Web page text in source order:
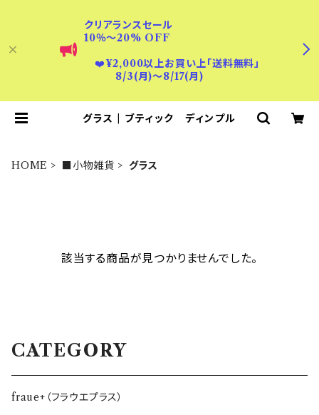
クリアランスセール
10％〜20% OFF
❤️¥2,000以上お買い上「送料無料」
8/3(月)〜8/17(月)
グラス | ブティック ディンプル
HOME ■小物雑貨 グラス
該当する商品が見つかりませんでした。
CATEGORY
fraue+（フラウエプラス）